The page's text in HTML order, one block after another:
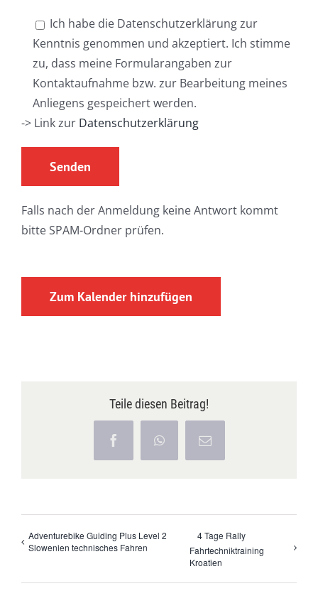
Ich habe die Datenschutzerklärung zur
Kenntnis genommen und akzeptiert. Ich stimme
zu, dass meine Formularangaben zur
Kontaktaufnahme bzw. zur Bearbeitung meines
Anliegens gespeichert werden.
-> Link zur Datenschutzerklärung
Falls nach der Anmeldung keine Antwort kommt
bitte SPAM-Ordner prüfen.
Zum Kalender hinzufügen
Teile diesen Beitrag!
FacebookWhatsApp
E-
Mail
Adventurebike Guiding Plus Level 2
Slowenien technisches Fahren
4 Tage Rally
Fahrtechniktraining
Kroatien